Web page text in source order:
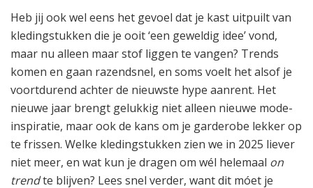
Heb jij ook wel eens het gevoel dat je kast uitpuilt van
kledingstukken die je ooit ‘een geweldig idee’ vond,
maar nu alleen maar stof liggen te vangen? Trends
komen en gaan razendsnel, en soms voelt het alsof je
voortdurend achter de nieuwste hype aanrent. Het
nieuwe jaar brengt gelukkig niet alleen nieuwe mode-
inspiratie, maar ook de kans om je garderobe lekker op
te frissen. Welke kledingstukken zien we in 2025 liever
niet meer, en wat kun je dragen om wél helemaal on
trendte blijven? Lees snel verder, want dit móet je